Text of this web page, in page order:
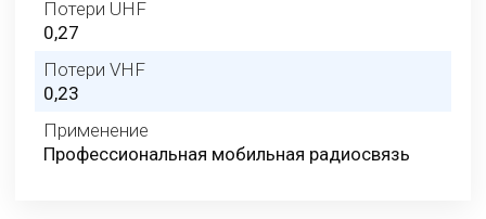
Потери UHF
0,27
Потери VHF
0,23
Применение
Профессиональная мобильная радиосвязь